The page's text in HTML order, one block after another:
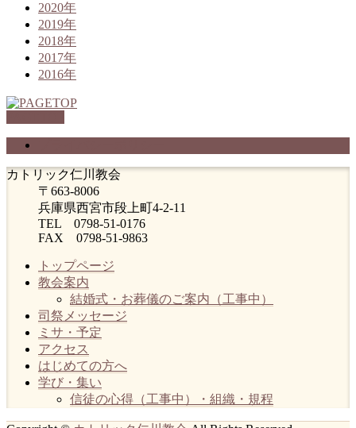
2020年
2019年
2018年
2017年
2016年
カトリック仁川教会
〒663-8006
兵庫県西宮市段上町4-2-11
TEL 0798-51-0176
FAX 0798-51-9863
トップページ
教会案内
結婚式・お葬儀のご案内（工事中）
司祭メッセージ
ミサ・予定
アクセス
はじめての方へ
学び・集い
信徒の心得（工事中）・組織・規程